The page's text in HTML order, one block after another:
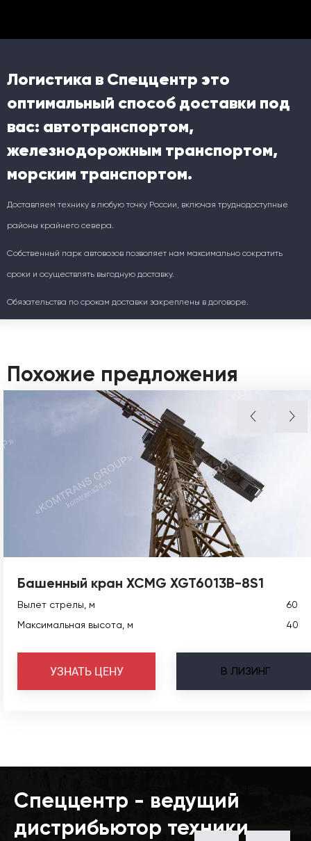
Логистика в Спеццентр это
оптимальный способ доставки под
вас: автотранспортом,
железнодорожным транспортом,
морским транспортом.
Доставляем технику в любую точку России, включая труднодоступные
районы крайнего севера.
Собственный парк автовозов позволяет нам максимально сократить
сроки и осуществлять выгодную доставку.
Обязательства по срокам доставки закреплены в договоре.
Похожие предложения
Башенный кран XCMG XGT6013B-8S1
Вылет стрелы, м
60
Максимальная высота, м
40
В ЛИЗИНГ
УЗНАТЬ ЦЕНУ
Спеццентр - ведущий
дистрибьютор техники